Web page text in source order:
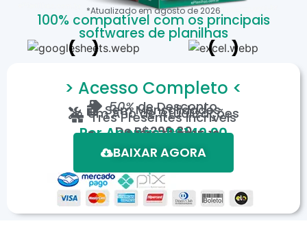
*Atualizado emagostode 2026
100% compatível com os principais
softwares de planilhas
> Acesso Completo <
50%de Desconto
Sem Mensalidades
Um Ano de Atualizações
Três Presentes Incríveis
DeR$299,80
Por Apenas: R$149,90
Em até 12X de R$15,19
*Oferta válida por tempo limitado.
BAIXAR AGORA